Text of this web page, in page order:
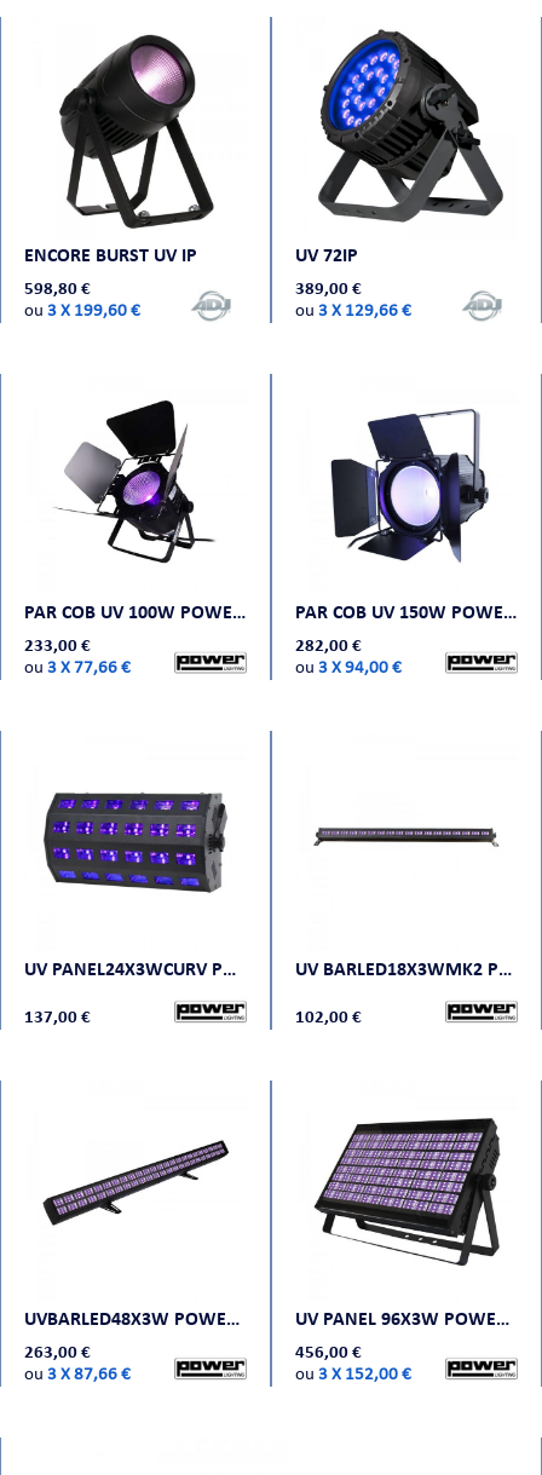
ENCORE BURST UV IP
598,80 €
ou 3 X 199,60 €
UV 72IP
389,00 €
ou 3 X 129,66 €
PAR COB UV 100W POWER LIGHTING
233,00 €
ou 3 X 77,66 €
PAR COB UV 150W POWER LIGHTING
282,00 €
ou 3 X 94,00 €
UV PANEL24X3WCURV POWER LIGHTING
137,00 €
UV BARLED18X3WMK2 POWER LIGHTING
102,00 €
UVBARLED48X3W POWER LIGHTING
263,00 €
ou 3 X 87,66 €
UV PANEL 96X3W POWER LIGHTING
456,00 €
ou 3 X 152,00 €